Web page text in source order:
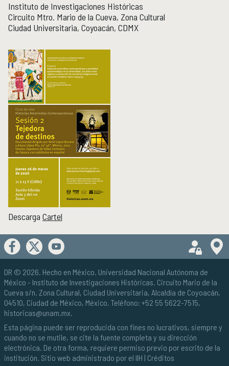
Comunicación Pública de la Historia
COMUNICACIÓN PÚBLICA DE LA HISTORIA
Podcast Históricas
Cajón de historias
Acervos
BIBLIOTECA
Servicios
Boletín
Recursos en línea
Unidad Oaxaca
UNIDAD OAXACA
Investigación
Investigadores
Docencia y vinculación
Actividades académicas
Género y Ética
GÉNERO Y ÉTICA
Instituto de Investigaciones Históricas
Circuito Mtro. Mario de la Cueva, Zona Cultural
Ciudad Universitaria, Coyoacán, CDMX
Descarga Cartel
DR © 2026. Hecho en México. Universidad Nacional Autónoma de
México - Instituto de Investigaciones Históricas. Circuito Mario de la
Cueva s/n. Zona Cultural, Ciudad Universitaria, Alcaldía de Coyoacán,
04510, Ciudad de México, México. Teléfono: +52 55 5622-7515,
historicas@unam.mx.
Esta página puede ser reproducida con fines no lucrativos, siempre y
cuando no se mutile, se cite la fuente completa y su dirección
electrónica. De otra forma, requiere permiso previo por escrito de la
institución. Sitio web administrado por el IIH | Créditos